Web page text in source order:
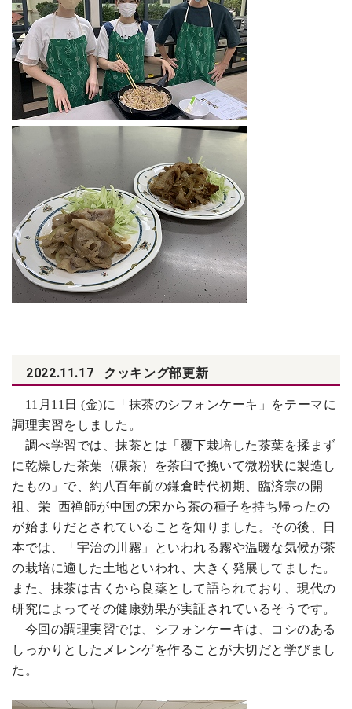
2022.11.17 クッキング部更新
11 月11日 (金)に「抹茶のシフォンケーキ」をテーマに
調理実習をしました。
調べ学習では、抹茶とは「覆下栽培した茶葉を揉まず
に乾燥した茶葉（碾茶）を茶臼で挽いて微粉状に製造し
たもの」で、約八百年前の鎌倉時代初期、臨済宗の開
祖、栄 西禅師が中国の宋から茶の種子を持ち帰ったの
が始まりだとされていることを知りました。その後、日
本では、「宇治の川霧」といわれる霧や温暖な気候が茶
の栽培に適した土地といわれ、大きく発展してました。
また、抹茶は古くから良薬として語られており、現代の
研究によってその健康効果が実証されているそうです。
今回の調理実習では、シフォンケーキは、コシのある
しっかりとしたメレンゲを作ることが大切だと学びまし
た。